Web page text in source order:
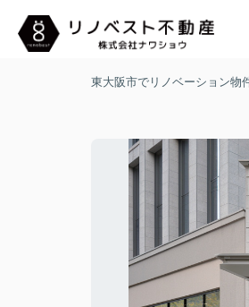
東大阪市でリノベーション物